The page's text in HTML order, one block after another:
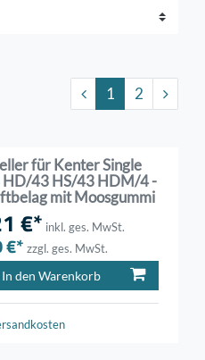
1 2
für Kenter Single
43 HS/43 HDM/4 -
mit Moosgummi
€* inkl. ges. MwSt.
€* zzgl. ges. MwSt.
In den Warenkorb